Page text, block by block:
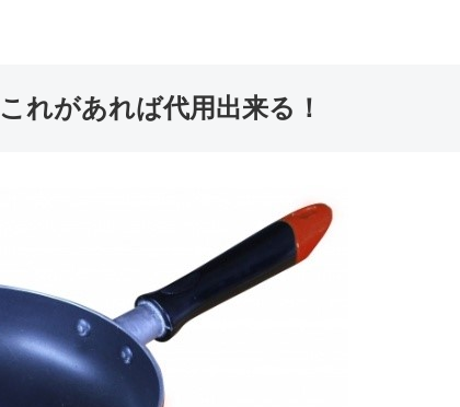
れがあれば代用出来る！